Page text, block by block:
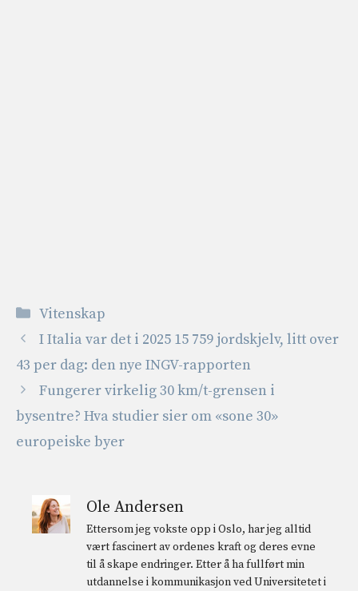
Kategorier
Vitenskap
I Italia var det i 2025 15 759 jordskjelv, litt over
43 per dag: den nye INGV-rapporten
Fungerer virkelig 30 km/t-grensen i
bysentre? Hva studier sier om «sone 30»
europeiske byer
Ole Andersen
Ettersom jeg vokste opp i Oslo, har jeg alltid
vært fascinert av ordenes kraft og deres evne
til å skape endringer. Etter å ha fullført min
utdannelse i kommunikasjon ved Universitetet i